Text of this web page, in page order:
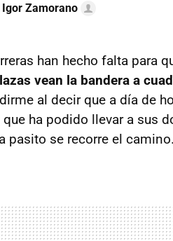
Igor Zamorano
han hecho falta para
vean la bandera a
al decir que a día de
que ha podido llevar a sus
pasito se recorre el camino.